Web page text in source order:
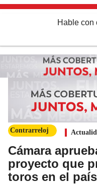
Hable con
Contrarreloj
Cámara
proyecto que
toros en el país